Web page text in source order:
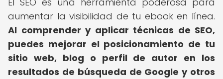
aumentar la visibilidad de tu ebook en línea.
Al comprender y aplicar técnicas de SEO,
puedes mejorar el posicionamiento de tu
sitio web, blog o perfil de autor en los
resultados de búsqueda de Google y otros